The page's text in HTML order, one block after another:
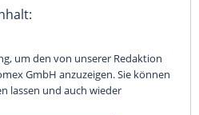
um den von unserer Redaktion
GmbH anzuzeigen. Sie können
lassen und auch wieder